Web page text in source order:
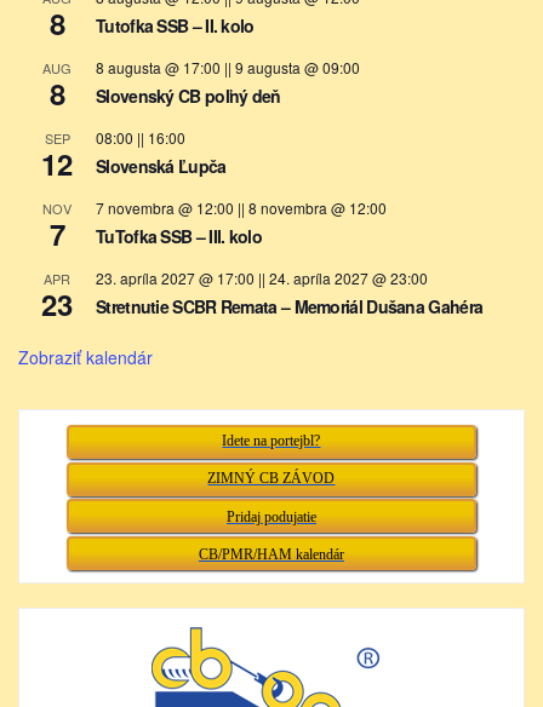
8 Tutofka SSB – II. kolo
AUG
8
8 augusta @ 17:00 || 9 augusta @ 09:00
Slovenský CB poľný deň
SEP
12
08:00 || 16:00
Slovenská Ľupča
NOV
7
7 novembra @ 12:00 || 8 novembra @ 12:00
TuTofka SSB – III. kolo
APR
23
23. apríla 2027 @ 17:00 || 24. apríla 2027 @ 23:00
Stretnutie SCBR Remata – Memoriál Dušana Gahéra
Zobraziť kalendár
Idete na portejbl?
ZIMNÝ CB ZÁVOD
Pridaj podujatie
CB/PMR/HAM kalendár